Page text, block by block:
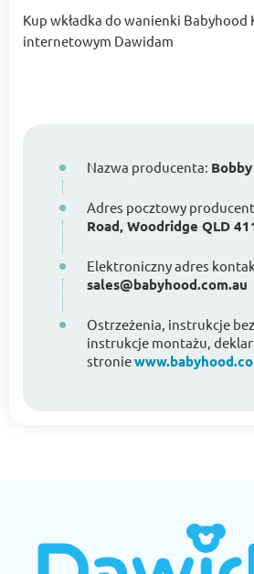
Kup wkładka do wanienki Babyhood
internetowym Dawidam
Nazwa producenta:
Adres pocztowy
Road, Woodridge QLD
Elektroniczny adres
sales@babyhood.com.au
Ostrzeżenia, instrukcje
instrukcje montażu,
stronie